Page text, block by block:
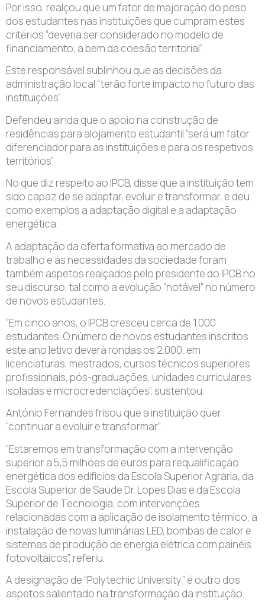
Por isso, realçou que um fator de majoração do peso
dos estudantes nas instituições que cumpram estes
critérios “deveria ser considerado no modelo de
financiamento, a bem da coesão territorial”.
Este responsável sublinhou que as decisões da
administração local “terão forte impacto no futuro das
instituições”.
Defendeu ainda que o apoio na construção de
residências para alojamento estudantil “será um fator
diferenciador para as instituições e para os respetivos
territórios”.
No que diz respeito ao IPCB, disse que a instituição tem
sido capaz de se adaptar, evoluir e transformar, e deu
como exemplos a adaptação digital e a adaptação
energética.
A adaptação da oferta formativa ao mercado de
trabalho e às necessidades da sociedade foram
também aspetos realçados pelo presidente do IPCB no
seu discurso, tal como a evolução “notável” no número
de novos estudantes.
“Em cinco anos, o IPCB cresceu cerca de 1.000
estudantes. O número de novos estudantes inscritos
este ano letivo deverá rondas os 2.000, em
licenciaturas, mestrados, cursos técnicos superiores
profissionais, pós-graduações, unidades curriculares
isoladas e microcredenciações”, sustentou.
António Fernandes frisou que a instituição quer
“continuar a evoluir e transformar”.
“Estaremos em transformação com a intervenção
superior a 5,5 milhões de euros para requalificação
energética dos edifícios da Escola Superior Agrária, da
Escola Superior de Saúde Dr. Lopes Dias e da Escola
Superior de Tecnologia, com intervenções
relacionadas com a aplicação de isolamento térmico, a
instalação de novas luminárias LED, bombas de calor e
sistemas de produção de energia elétrica com painéis
fotovoltaicos”, referiu.
A designação de “Polytechic University” é outro dos
aspetos salientado na transformação da instituição.